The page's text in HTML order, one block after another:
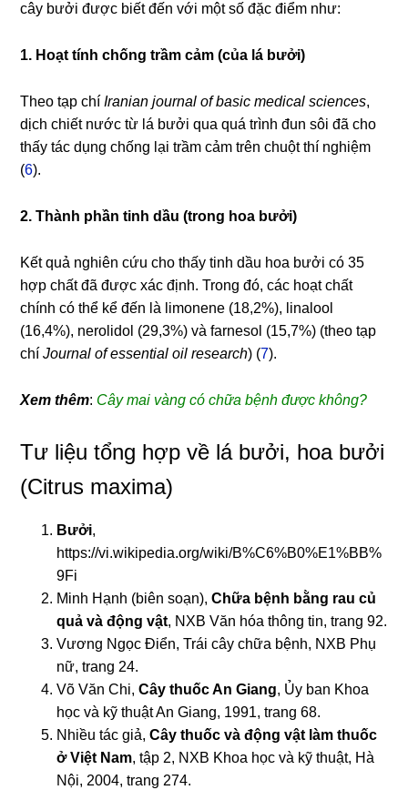
cây bưởi được biết đến với một số đặc điểm như:
1. Hoạt tính chống trầm cảm (của lá bưởi)
Theo tạp chíIranian journal of basic medical sciences,
dịch chiết nước từ lá bưởi qua quá trình đun sôi đã cho
thấy tác dụng chống lại trầm cảm trên chuột thí nghiệm
(6).
2. Thành phần tinh dầu (trong hoa bưởi)
Kết quả nghiên cứu cho thấy tinh dầu hoa bưởi có 35
hợp chất đã được xác định. Trong đó, các hoạt chất
chính có thể kể đến là limonene (18,2%), linalool
(16,4%), nerolidol (29,3%) và farnesol (15,7%) (theo tạp
chí Journal of essential oil research) (7).
Xem thêm: Cây mai vàng có chữa bệnh được không?
Tư liệu tổng hợp về lá bưởi, hoa bưởi
(Citrus maxima)
Bưởi,
https://vi.wikipedia.org/wiki/B%C6%B0%E1%BB%
9Fi
Minh Hạnh (biên soạn), Chữa bệnh bằng rau củ
quả và động vật, NXB Văn hóa thông tin, trang 92.
Vương Ngọc Điển, Trái cây chữa bệnh, NXB Phụ
nữ, trang 24.
Võ Văn Chi,Cây thuốc An Giang, Ủy ban Khoa
học và kỹ thuật An Giang, 1991, trang 68.
Nhiều tác giả,Cây thuốc và động vật làm thuốc
ở Việt Nam, tập 2, NXB Khoa học và kỹ thuật, Hà
Nội, 2004, trang 274.